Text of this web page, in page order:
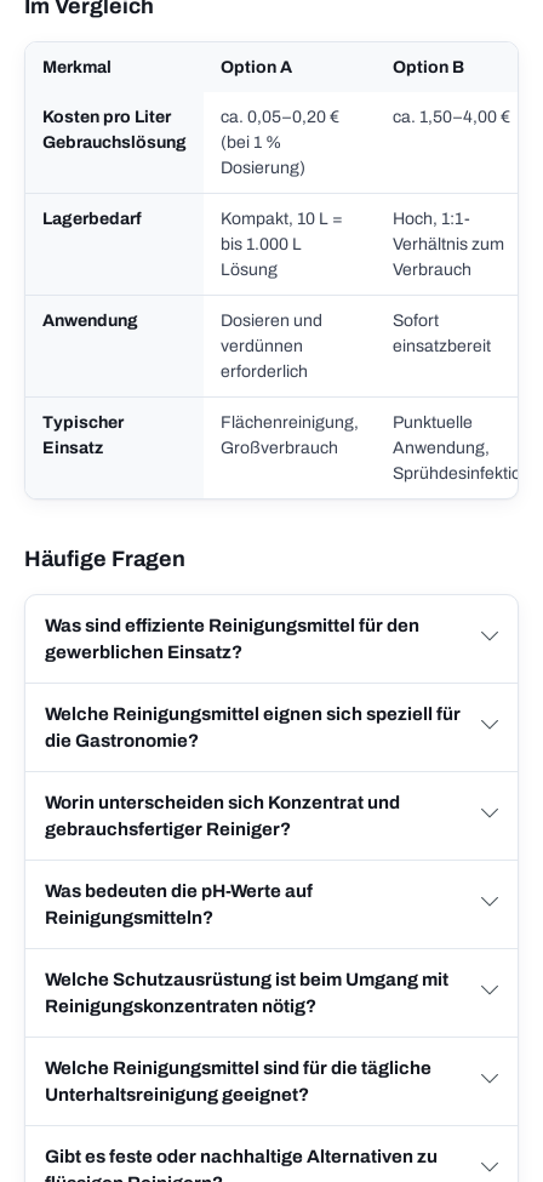
Im Vergleich
Merkmal Option A Option B
Kosten pro Liter
Gebrauchslösung
ca. 0,05–0,20 €
(bei 1 %
Dosierung)
ca. 1,50–4,00 €
Lagerbedarf
Kompakt, 10 L =
bis 1.000 L
Lösung
Hoch, 1:1-
Verhältnis zum
Verbrauch
Anwendung
Dosieren und
verdünnen
erforderlich
Sofort
einsatzbereit
Typischer
Einsatz
Flächenreinigung,
Großverbrauch
Punktuelle
Anwendung,
Sprühdesinfektion
Häufige Fragen
Was sind effiziente Reinigungsmittel für den
gewerblichen Einsatz?
Welche Reinigungsmittel eignen sich speziell für
die Gastronomie?
Worin unterscheiden sich Konzentrat und
gebrauchsfertiger Reiniger?
Was bedeuten die pH-Werte auf
Reinigungsmitteln?
Welche Schutzausrüstung ist beim Umgang mit
Reinigungskonzentraten nötig?
Welche Reinigungsmittel sind für die tägliche
Unterhaltsreinigung geeignet?
Gibt es feste oder nachhaltige Alternativen zu